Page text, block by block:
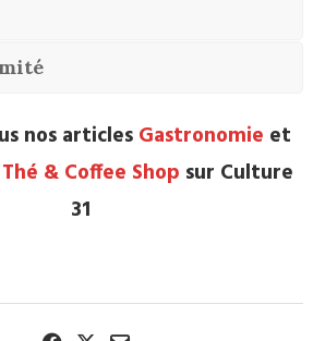
nos articles Gastronomie et
& Coffee Shop sur Culture
31